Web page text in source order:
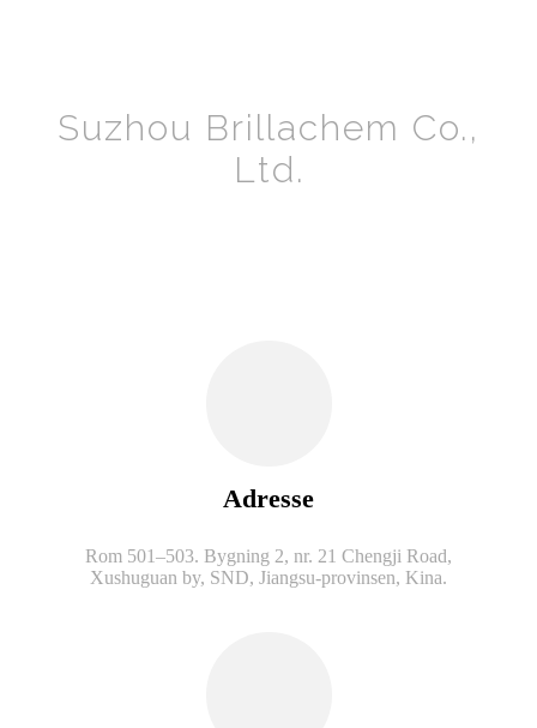
Suzhou Brillachem Co.,
Ltd.
Adresse
Rom 501–503. Bygning 2, nr. 21 Chengji Road,
Xushuguan by, SND, Jiangsu-provinsen, Kina.